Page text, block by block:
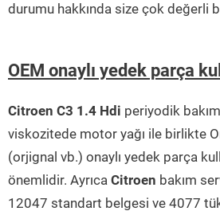
durumu hakkında size çok değerli
OEM onaylı yedek parça
Citroen C3 1.4 Hdi periyodik
viskozitede motor yağı ile birlikte
(orjignal vb.) onaylı yedek parça
önemlidir. Ayrıca Citroen bakım
12047 standart belgesi ve 4077